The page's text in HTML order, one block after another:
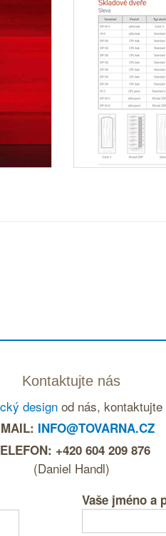
Kontaktujte nás
designod nás,
INFO@TOVARNA.CZ
+420 604 209 876
(Daniel Handl)
Vaše jméno a